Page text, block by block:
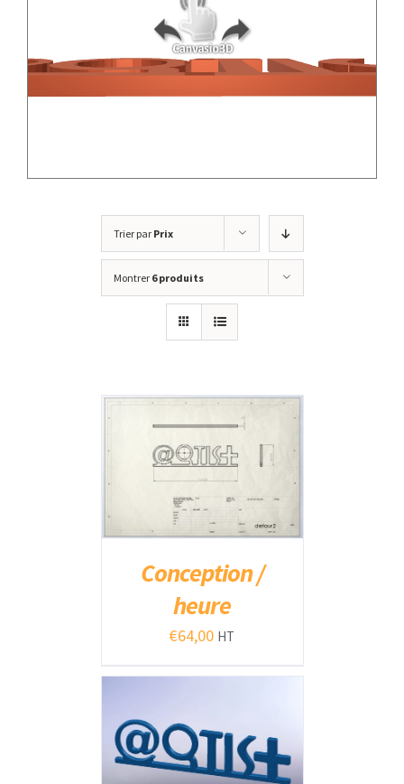
Trier par Prix
Montrer 6 produits
AJOUTER AU PANIER
DÉTAILS
Conception /
heure
€64,00 HT
AJOUTER AU PANIER
/
DÉTAILS